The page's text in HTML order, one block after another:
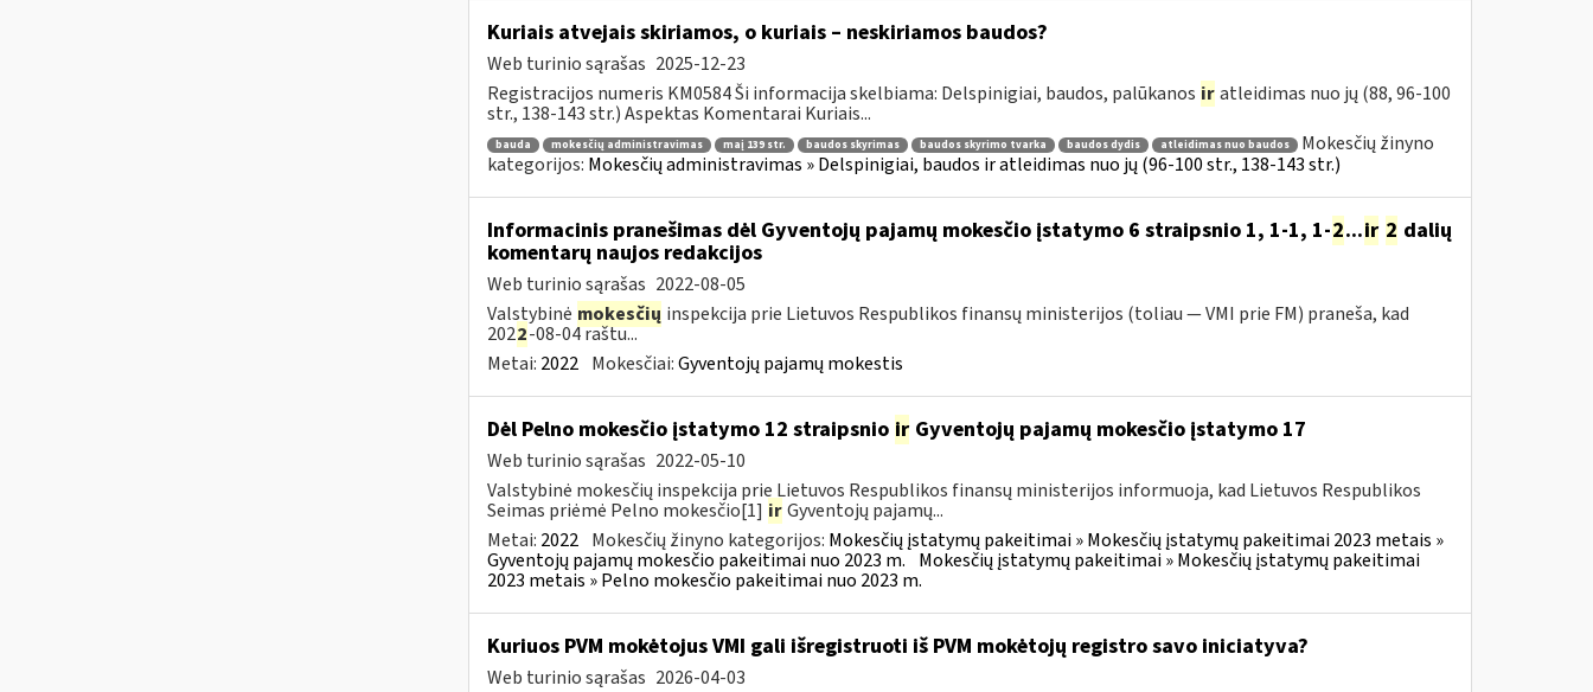
Kuriais atvejais skiriamos, o kuriais – neskiriamos baudos?
Web turinio sąrašas 2025-12-23
Registracijos numeris KM0584 Ši informacija skelbiama: Delspinigiai, baudos, palūkanos ir atleidimas nuo jų (88, 96-100
str., 138-143 str.) Aspektas Komentarai Kuriais...
bauda mokesčių administravimas maį 139 str. baudos skyrimas baudos skyrimo tvarka baudos dydis atleidimas nuo baudos
Mokesčių žinyno
kategorijos: Mokesčių administravimas » Delspinigiai, baudos ir atleidimas nuo jų (96-100 str., 138-143 str.)
Informacinis pranešimas dėl Gyventojų pajamų mokesčio įstatymo 6 straipsnio 1, 1-1, 1-2...ir 2 dalių
komentarų naujos redakcijos
Web turinio sąrašas 2022-08-05
Valstybinė mokesčių inspekcija prie Lietuvos Respublikos finansų ministerijos (toliau — VMI prie FM) praneša, kad
2022-08-04 raštu...
Metai: 2022 Mokesčiai:Gyventojų pajamų mokestis
Dėl Pelno mokesčio įstatymo 12 straipsnio irGyventojų pajamų mokesčio įstatymo 17
Web turinio sąrašas 2022-05-10
Valstybinė mokesčių inspekcija prie Lietuvos Respublikos finansų ministerijos informuoja, kad Lietuvos Respublikos
Seimas priėmė Pelno mokesčio[1] ir Gyventojų pajamų...
Metai: 2022 Mokesčių žinyno kategorijos: Mokesčių įstatymų pakeitimai » Mokesčių įstatymų pakeitimai 2023 metais »
Gyventojų pajamų mokesčio pakeitimai nuo 2023 m. Mokesčių įstatymų pakeitimai » Mokesčių įstatymų pakeitimai
2023 metais » Pelno mokesčio pakeitimai nuo 2023 m.
Kuriuos PVM mokėtojus VMI gali išregistruoti iš PVM mokėtojų registro savo iniciatyva?
Web turinio sąrašas 2026-04-03